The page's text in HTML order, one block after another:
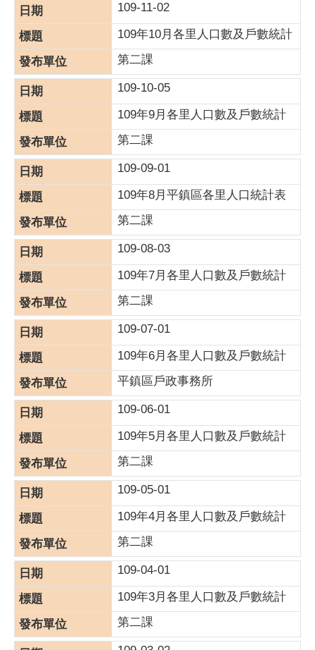
109-11-02
109年10月各里人口數及戶數統計
第二課
109-10-05
109年9月各里人口數及戶數統計
第二課
109-09-01
109年8月平鎮區各里人口統計表
第二課
109-08-03
109年7月各里人口數及戶數統計
第二課
109-07-01
109年6月各里人口數及戶數統計
平鎮區戶政事務所
109-06-01
109年5月各里人口數及戶數統計
第二課
109-05-01
109年4月各里人口數及戶數統計
第二課
109-04-01
109年3月各里人口數及戶數統計
第二課